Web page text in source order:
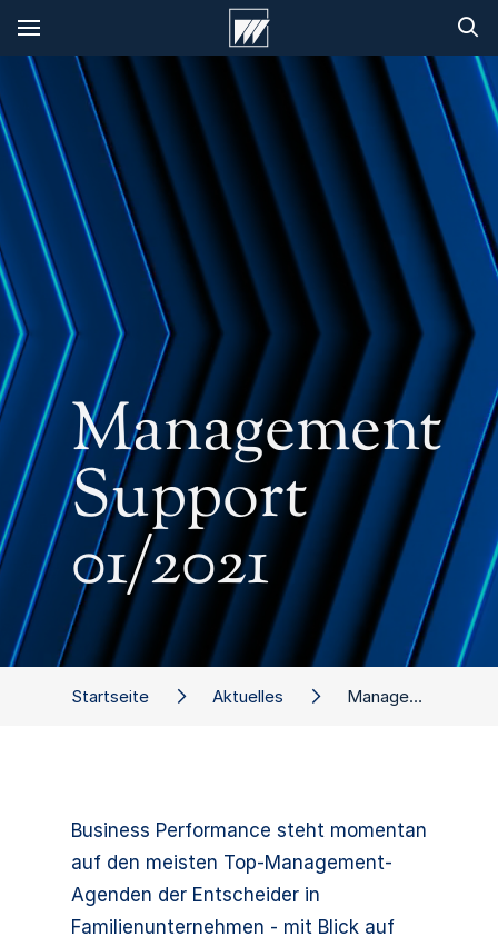
Business Performance steht momentan
auf den meisten Top-Management-
Agenden der Entscheider in
Familienunternehmen - mit Blick auf
Startseite Aktuelles Management Support 01/2021
Management
Support
01/2021